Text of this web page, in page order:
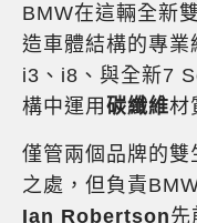
BMW在這輛全新
造車體結構的專
i3、i8、與全新7
構中運用 碳纖維材
僅管兩個品牌的
之處，但負責
Ian Robertson先